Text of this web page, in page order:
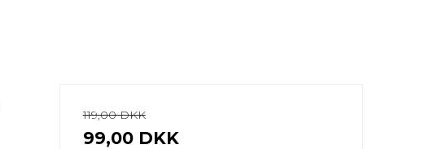
119,00 DKK
99,00 DKK